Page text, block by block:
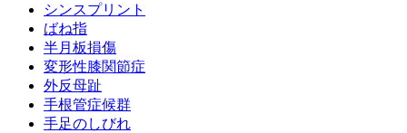
シンスプリント
ばね指
半月板損傷
変形性膝関節症
外反母趾
手根管症候群
手足のしびれ